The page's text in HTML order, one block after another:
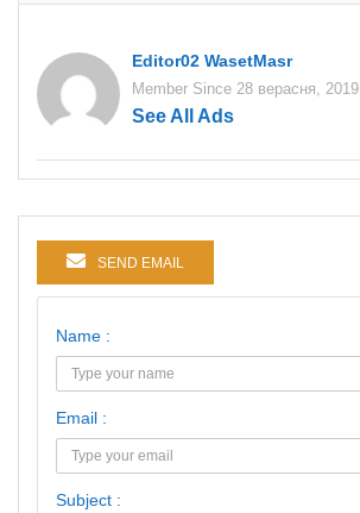
Editor02 WasetMasr
Member Since 28 верасня, 2019
See All Ads
SEND EMAIL
Name :
Email :
Subject :